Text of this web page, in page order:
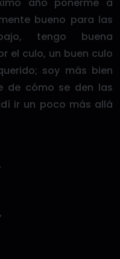
bueno para las
tengo buena
el culo, un buen culo
soy más bien
de cómo se den las
ir un poco más allá